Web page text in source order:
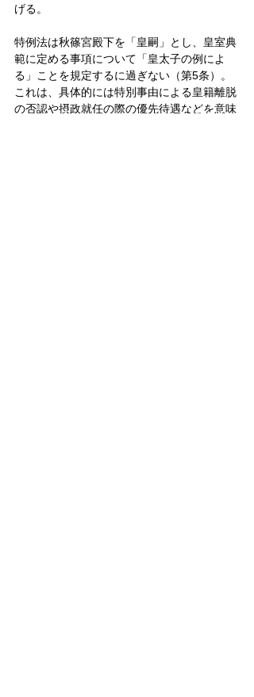
げる。
特例法は秋篠宮殿下を「皇嗣」とし、皇室典
範に定める事項について「皇太子の例によ
る」ことを規定するに過ぎない（第5条）。
これは、具体的には特別事由による皇籍離脱
の否認や摂政就任の際の優先待遇などを意味